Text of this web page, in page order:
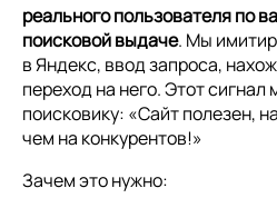
реального пользователя по
поисковой выдаче. Мы
в Яндекс, ввод запроса,
переход на него. Этот
поисковику: «Сайт полезен,
чем на конкурентов!»
Зачем это нужно: